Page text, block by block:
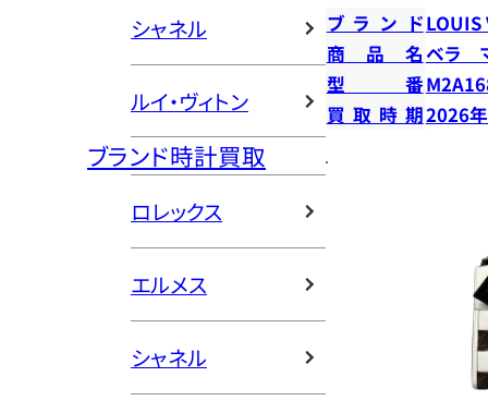
シャネル
ルイ・ヴィトン
ブランド時計買取
ロレックス
エルメス
シャネル
ブランドLOUIS
商品名ベラ
型番
買取時期2026